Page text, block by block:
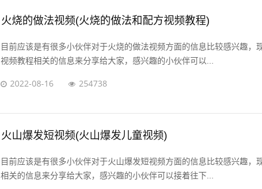
火烧的做法视频(火烧的做法和配方视频教程)
目前应该是有很多小伙伴对于火烧的做法视频方面的信息比较感兴趣，
视频教程相关的信息来分享给大家，感兴趣的小伙伴可以...
2022-08-16 254738
火山爆发短视频(火山爆发儿童视频)
目前应该是有很多小伙伴对于火山爆发短视频方面的信息比较感兴趣，
相关的信息来分享给大家，感兴趣的小伙伴可以接着往下...